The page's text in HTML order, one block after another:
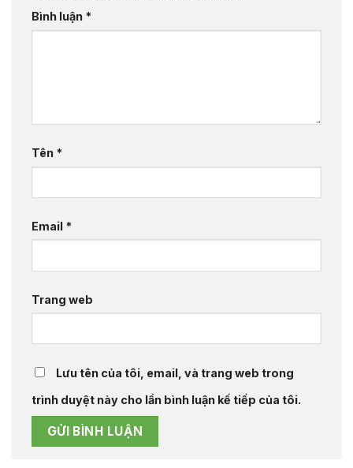
Bình luận *
Tên *
Email *
Trang web
Lưu tên của tôi, email, và trang web trong
trình duyệt này cho lần bình luận kế tiếp của tôi.